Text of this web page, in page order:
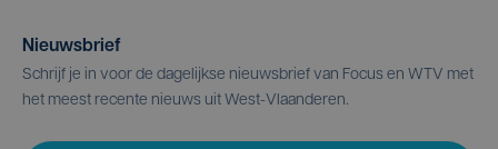
Nieuwsbrief
Schrijf je in voor de dagelijkse nieuwsbrief van Focus en WTV met
het meest recente nieuws uit West-Vlaanderen.